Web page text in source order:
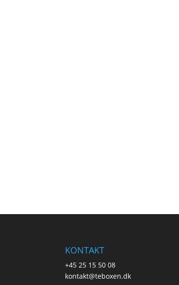
KONTAKT
+45 25 15 50 08
kontakt@teboxen.dk